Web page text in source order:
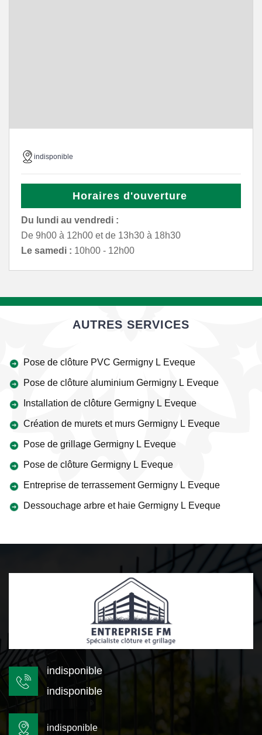
indisponible
Horaires d'ouverture
Du lundi au vendredi :
De 9h00 à 12h00 et de 13h30 à 18h30
Le samedi : 10h00 - 12h00
AUTRES SERVICES
Pose de clôture PVC Germigny L Eveque
Pose de clôture aluminium Germigny L Eveque
Installation de clôture Germigny L Eveque
Création de murets et murs Germigny L Eveque
Pose de grillage Germigny L Eveque
Pose de clôture Germigny L Eveque
Entreprise de terrassement Germigny L Eveque
Dessouchage arbre et haie Germigny L Eveque
indisponible
indisponible
indisponible